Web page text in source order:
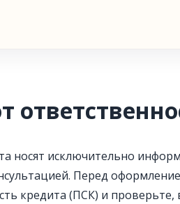
носят исключительно
Перед
кредита (ПСК) и